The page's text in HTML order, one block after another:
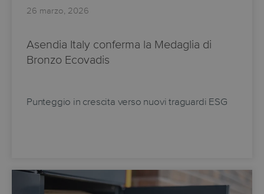
26 marzo, 2026
Asendia Italy conferma la Medaglia di
Bronzo Ecovadis
Punteggio in crescita verso nuovi traguardi ESG